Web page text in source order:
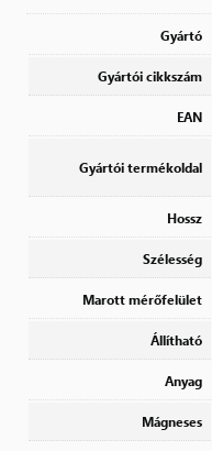
Gyártó
Gyártói cikkszám
EAN
Gyártói termékoldal
Hossz
Szélesség
Marott mérőfelület
Állítható
Anyag
Mágneses